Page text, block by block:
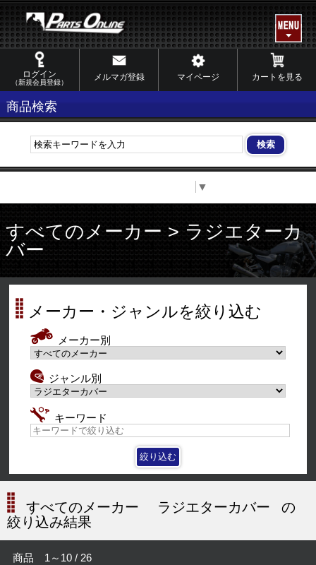
ログイン
（新規会員登録）
メルマガ登録 マイページ カートを見る
商品検索
▼
すべてのメーカー > ラジエターカ
バー
メーカー・ジャンルを絞り込む
メーカー別
ジャンル別
キーワード
すべてのメーカー ラジエターカバー
の
絞り込み結果
商品 1～10 / 26